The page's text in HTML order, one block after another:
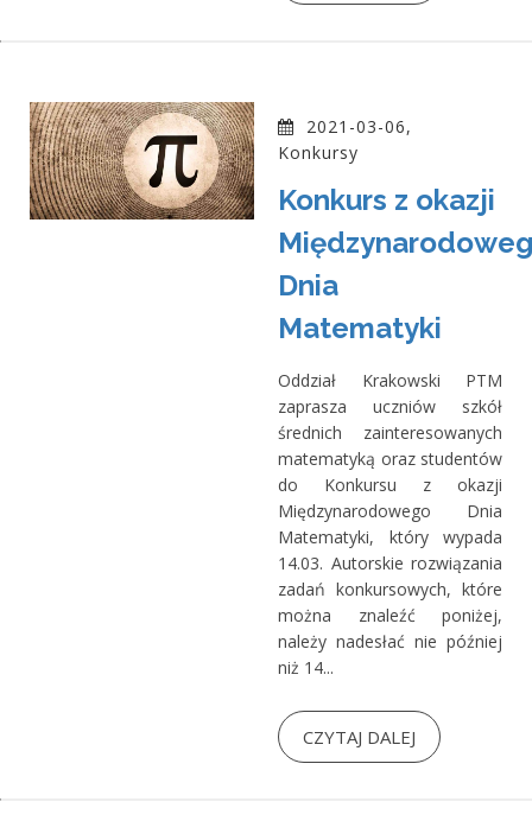
2021-03-06,
Konkursy
Konkurs z okazji
Dnia
Matematyki
Oddział Krakowski PTM
zaprasza uczniów szkół
średnich zainteresowanych
matematyką oraz studentów
do Konkursu z okazji
Międzynarodowego Dnia
Matematyki, który wypada
14.03. Autorskie rozwiązania
zadań konkursowych, które
można znaleźć poniżej,
należy nadesłać nie później
niż 14...
CZYTAJ DALEJ